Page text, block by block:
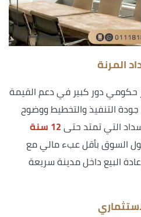
المرنة
دور كبير في دعم القيمة
جودة التنفيذ والتخطيط ووضوح
التي تمتد حتى12 سنة
السوق بأقل عبء مالي مع
البيع داخل مدينة سريعة